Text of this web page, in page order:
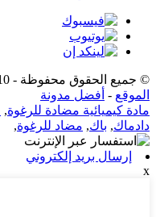
© جميع الحقوق محفوظة - 2010-2025.
الموقع - أفضل مدونة
مادة كيميائية مضادة للرغوة,
دادماك, باك, مضاد للرغوة,
إرسال بريد إلكتروني
x